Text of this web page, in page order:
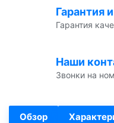
Гарантия
Гарантия
Наши
Звонки на
Обзор